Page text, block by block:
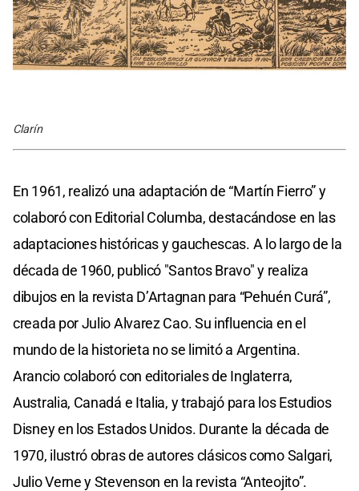
Clarín
En 1961, realizó una adaptación de “Martín Fierro” y
colaboró con Editorial Columba, destacándose en las
adaptaciones históricas y gauchescas. A lo largo de la
década de 1960, publicó "Santos Bravo" y realiza
dibujos en la revista D’Artagnan para “Pehuén Curá”,
creada por Julio Alvarez Cao. Su influencia en el
mundo de la historieta no se limitó a Argentina.
Arancio colaboró con editoriales de Inglaterra,
Australia, Canadá e Italia, y trabajó para los Estudios
Disney en los Estados Unidos. Durante la década de
1970, ilustró obras de autores clásicos como Salgari,
Julio Verne y Stevenson en la revista “Anteojito”.